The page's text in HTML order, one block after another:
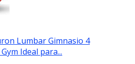
Lumbar Gimnasio 4
Ideal para...